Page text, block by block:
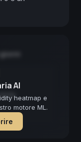
AI
heatmap e
motore ML.